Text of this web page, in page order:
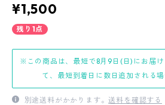
¥1,500
残り1点
※この商品は、最短で8月9日(日)にお届け
て、最短到着日に数日追加される場
別途送料がかかります。送料を確認する